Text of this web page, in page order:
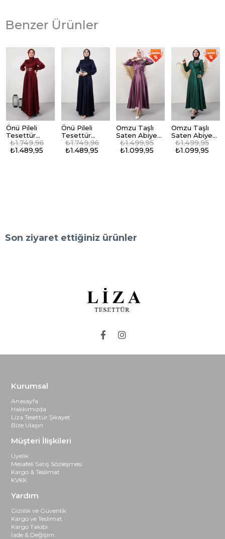
Benzer Ürünler
Önü Pileli
Tesettür
Abiye Bordo
₺1.489,95
₺1.749,96
Önü Pileli
Tesettür
Abiye Lacivert
₺1.489,95
₺1.749,96
Omzu Taşlı
Saten Abiye
Lila
₺1.099,95
₺1.499,95
Omzu Taşlı
Saten Abiye
Zümrüt
₺1.099,95
₺1.499,95
Son ziyaret ettiğiniz ürünler
Kurumsal
Anasayfa
Hakkımızda
Liza Tesettür Şikayet
Bize Ulaşın
Müşteri İlişkileri
Üyelik
Mesafeli Satış Sözleşmesi
Kargo & Teslimat
KVKK
Yardım
Gizlilik ve Güvenlik
Kargo ve Teslimat
Kargo Takibi
İade & Değişim